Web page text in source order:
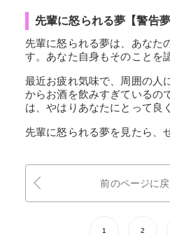
先輩に怒られる夢【警告夢
先輩に怒られる夢は、あなた
す。あなた自身もそのことを
最近お疲れ気味で、周囲の人
からお酒を飲みすぎているの
は、やはりあなたにとって良
先輩に怒られる夢を見たら、
前のページに戻
1 2